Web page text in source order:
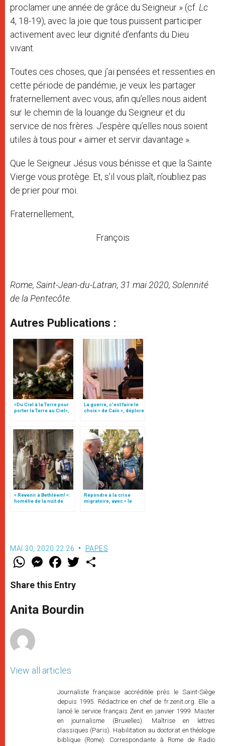
proclamer une année de grâce du Seigneur » (cf. Lc
4, 18-19), avec la joie que tous puissent participer
activement avec leur dignité d’enfants du Dieu
vivant.
Toutes ces choses, que j’ai pensées et ressenties en
cette période de pandémie, je veux les partager
fraternellement avec vous, afin qu’elles nous aident
sur le chemin de la louange du Seigneur et du
service de nos frères. J’espère qu’elles nous soient
utiles à tous pour « aimer et servir davantage ».
Que le Seigneur Jésus vous bénisse et que la Sainte
Vierge vous protège. Et, s’il vous plaît, n’oubliez pas
de prier pour moi.
Fraternellement,
François
Rome, Saint-Jean-du-Latran, 31 mai 2020, Solennité
de la Pentecôte.
Autres Publications :
«Du Ciel à la Terre pour
porter la Terre au Ciel»,
La guerre, c’est faire le
choix « de Caïn », déplore
« Revenir à Bethléem! »:
homélie de la nuit de
Noël (texte complet)
Répondre à la crise
migratoire, avec « le
MAI 30, 2020 22:26 PAPES
W
t
s
p
p
M
e
s
e
g
e
F
a
e
b
o
k
w
r
Share this Entry
Anita Bourdin
View all articles
Journaliste française accréditée près le Saint-Siège
depuis 1995. Rédactrice en chef de fr.zenit.org. Elle a
lancé le service français Zenit en janvier 1999. Master
en journalisme (Bruxelles). Maîtrise en lettres
classiques (Paris). Habilitation au doctorat en théologie
biblique (Rome). Correspondante à Rome de Radio